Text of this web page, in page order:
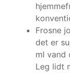
Frosne
det er
ml vand
Leg lidt